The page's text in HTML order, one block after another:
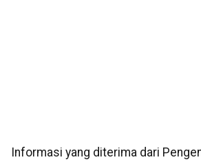
Informasi yang diterima dari